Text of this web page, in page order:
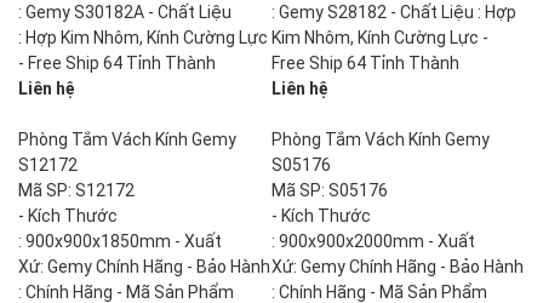
: Gemy S30182A - Chất Liệu
: Hợp Kim Nhôm, Kính Cường Lực
- Free Ship 64 Tỉnh Thành
Liên hệ
: Gemy S28182 - Chất Liệu : Hợp
Kim Nhôm, Kính Cường Lực -
Free Ship 64 Tỉnh Thành
Liên hệ
Phòng Tắm Vách Kính Gemy
S12172
Mã SP: S12172
- Kích Thước
: 900x900x1850mm - Xuất
Xứ: Gemy Chính Hãng - Bảo Hành
: Chính Hãng - Mã Sản Phẩm
Phòng Tắm Vách Kính Gemy
S05176
Mã SP: S05176
- Kích Thước
: 900x900x2000mm - Xuất
Xứ: Gemy Chính Hãng - Bảo Hành
: Chính Hãng - Mã Sản Phẩm